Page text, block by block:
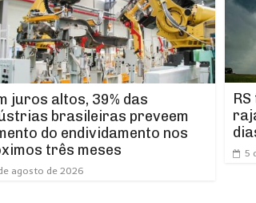
juros altos, 39% das
brasileiras preveem
do endividamento nos
três meses
agosto de 2026
5